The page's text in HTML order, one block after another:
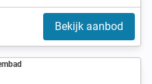
Bekijk aanbod